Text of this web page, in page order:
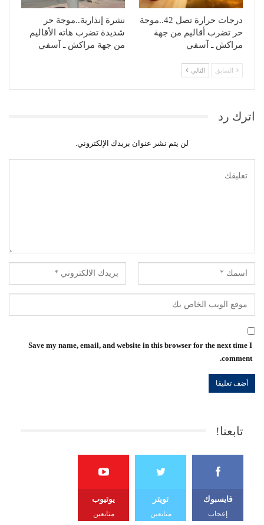
درجات حرارة تصل 42..موجة
حر تضرب أقاليم من جهة
مراكش ـ آسفي
نشرة إنذارية..موجة حر
شديدة تضرب هاته الأقاليم
من جهة مراكش ـ آسفي
السابق التالي
اترك رد
لن يتم نشر عنوان بريدك الإلكتروني.
Save my name, email, and website in this browser for the next time I
comment.
تابعنا!
فايسبوك
إعجاب
تويتر
متابعين
يوتيوب
متابعين